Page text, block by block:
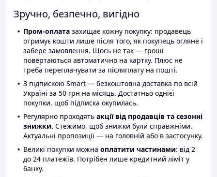
Зручно, безпечно, вигідно
Пром-оплата захищає кожну покупку: продавець
отримує кошти лише після того, як покупець огляне і
забере замовлення. Щось не так — гроші
повертаються автоматично на картку. Плюс не
треба переплачувати за післяплату на пошті.
З підпискою Smart — безкоштовна доставка по всій
Україні за 50 грн на місяць. Достатньо однієї
покупки, щоб підписка окупилась.
Регулярно проходять акції від продавців та сезонні
знижки. Стежимо, щоб знижки були справжніми.
Актуальні пропозиції — на головній або в застосунку.
Великі покупки можна оплатити частинами: від 2
до 24 платежів. Потрібен лише кредитний ліміт у
банку.